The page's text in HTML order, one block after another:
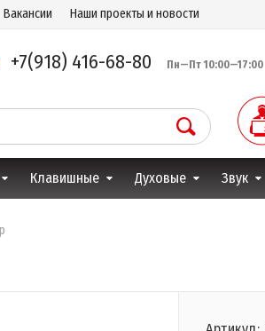
Вакансии Наши проекты и новости
+7(918) 416-68-80 Пн—Пт 10:00—17:00
Клавишные Духовые Звук